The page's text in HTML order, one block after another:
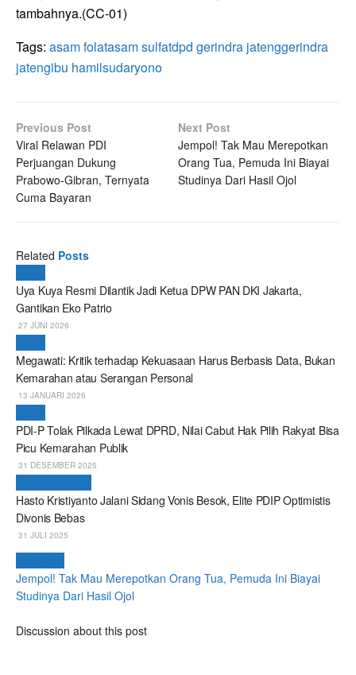
tambahnya.(CC-01)
Tags: asam folatasam sulfatdpd gerindra jatenggerindra
jatengibu hamilsudaryono
Previous Post
Viral Relawan PDI
Perjuangan Dukung
Prabowo-Gibran, Ternyata
Cuma Bayaran
Next Post
Jempol! Tak Mau Merepotkan
Orang Tua, Pemuda Ini Biayai
Studinya Dari Hasil Ojol
Related Posts
Uya Kuya Resmi Dilantik Jadi Ketua DPW PAN DKI Jakarta,
Gantikan Eko Patrio
27 JUNI 2026
Megawati: Kritik terhadap Kekuasaan Harus Berbasis Data, Bukan
Kemarahan atau Serangan Personal
13 JANUARI 2026
PDI-P Tolak Pilkada Lewat DPRD, Nilai Cabut Hak Pilih Rakyat Bisa
Picu Kemarahan Publik
31 DESEMBER 2025
Hasto Kristiyanto Jalani Sidang Vonis Besok, Elite PDIP Optimistis
Divonis Bebas
31 JULI 2025
Jempol! Tak Mau Merepotkan Orang Tua, Pemuda Ini Biayai
Studinya Dari Hasil Ojol
Discussion about this post